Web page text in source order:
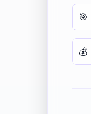
🎯
💰